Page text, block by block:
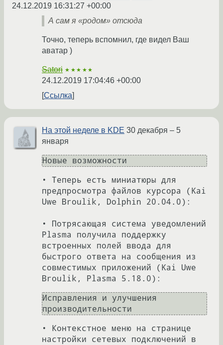
24.12.2019 16:31:27 +00:00
А сам я «родом» отсюда
Точно, теперь вспомнил, где видел Ваш
аватар )
Satori ★★★★★
24.12.2019 17:04:46 +00:00
Ссылка
На этой неделе в KDE 30 декабря – 5
января
• Теперь есть миниатюры для
предпросмотра файлов курсора (Kai
Uwe Broulik, Dolphin 20.04.0):
• Потрясающая система уведомлений
Plasma получила поддержку
встроенных полей ввода для
быстрого ответа на сообщения из
совместимых приложений (Kai Uwe
Исправления и улучшения
• Контекстное меню на странице
настройки сетевых подключений в